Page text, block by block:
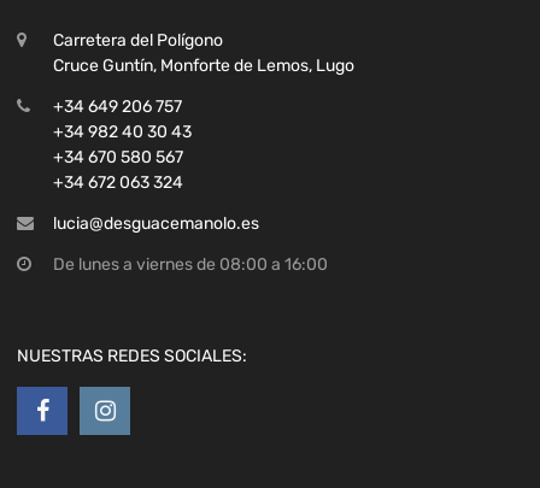
Carretera del Polígono
Cruce Guntín, Monforte de Lemos, Lugo
+34 649 206 757
+34 982 40 30 43
+34 670 580 567
+34 672 063 324
lucia@desguacemanolo.es
De lunes a viernes de 08:00 a 16:00
NUESTRAS REDES SOCIALES: